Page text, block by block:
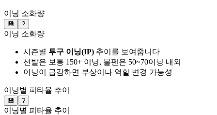
이닝 소화량
💾 ?
이닝 소화량
시즌별 투구 이닝(IP) 추이를 보여줍니다
선발은 보통 150+ 이닝, 불펜은 50~70이닝 내외
이닝이 급감하면 부상이나 역할 변경 가능성
이닝별 피타율 추이
💾 ?
이닝별 피타율 추이